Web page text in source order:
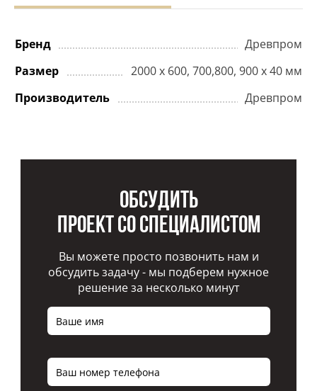
Бренд
Древпром
Размер
2000 х 600, 700,800, 900 х 40 мм
Производитель
Древпром
Обсудить
проект со специалистом
Вы можете просто позвонить нам и
обсудить задачу - мы подберем нужное
решение за несколько минут